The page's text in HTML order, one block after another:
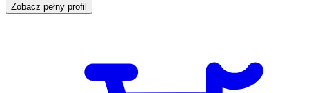
Zobacz pełny profil